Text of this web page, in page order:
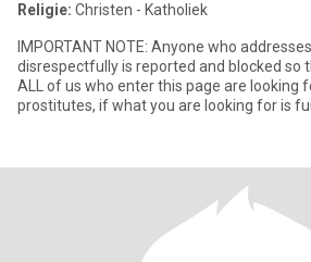
Religie: Christen - Katholiek
IMPORTANT NOTE: Anyone who
disrespectfully is reported and blocked so
ALL of us who enter this page are looking
prostitutes, if what you are looking for is